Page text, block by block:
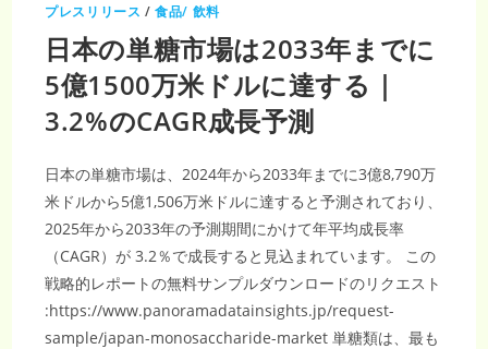
プレスリリース /食品/ 飲料
日本の単糖市場は2033年までに
5億1500万米ドルに達する｜
3.2%のCAGR成長予測
日本の単糖市場は、2024年から2033年までに3億8,790万
米ドルから5億1,506万米ドルに達すると予測されており、
2025年から2033年の予測期間にかけて年平均成長率
（CAGR）が 3.2％で成長すると見込まれています。 この
戦略的レポートの無料サンプルダウンロードのリクエスト
:https://www.panoramadatainsights.jp/request-
sample/japan-monosaccharide-market 単糖類は、最も